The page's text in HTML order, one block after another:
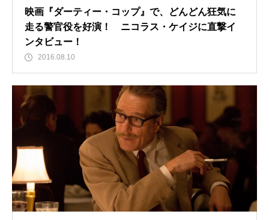
映画『ダーティー・コップ』で、どんどん狂気に
走る警官役を好演！ ニコラス・ケイジに直撃イ
ンタビュー！
2016.08.10